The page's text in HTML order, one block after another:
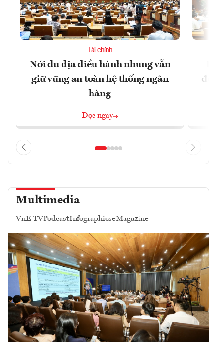
Tài chính
Nới dư địa điều hành nhưng vẫn
giữ vững an toàn hệ thống ngân
hàng
Đọc ngay
Multimedia
VnE TVPodcastInfographicseMagazine